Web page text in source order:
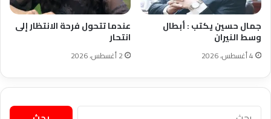
جمال حسين يكتب : أبطال
وسط النيران
4 أغسطس، 2026
عندما تتحول فرحة الانتظار إلى
انتحار
2 أغسطس، 2026
البحث